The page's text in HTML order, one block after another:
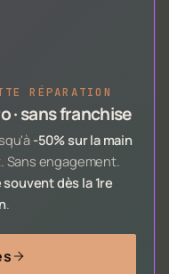
RÉPARATION
· sans franchise
-50% sur la main
Sans engagement.
dès la 1re